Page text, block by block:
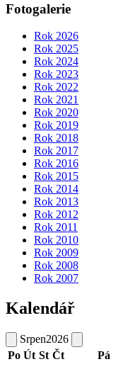
Fotogalerie
Rok 2026
Rok 2025
Rok 2024
Rok 2023
Rok 2022
Rok 2021
Rok 2020
Rok 2019
Rok 2018
Rok 2017
Rok 2016
Rok 2015
Rok 2014
Rok 2013
Rok 2012
Rok 2011
Rok 2010
Rok 2009
Rok 2008
Rok 2007
Kalendář
Srpen2026
Po Út St Čt Pá